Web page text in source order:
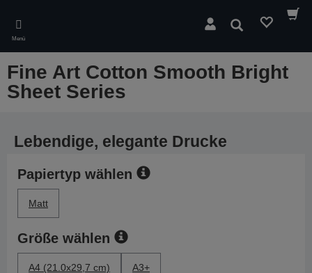
main
content
Menü
Suchen
Fine Art Cotton Smooth Bright
Sheet Series
Lebendige, elegante Drucke
Papiertyp wählen
Matt
Größe wählen
A4 (21.0x29,7 cm) A3+